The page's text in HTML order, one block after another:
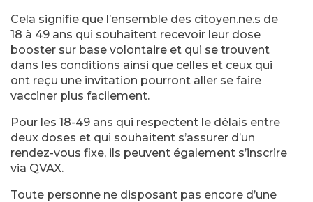
Cela signifie que l’ensemble des citoyen.ne.s de
18 à 49 ans qui souhaitent recevoir leur dose
booster sur base volontaire et qui se trouvent
dans les conditions ainsi que celles et ceux qui
ont reçu une invitation pourront aller se faire
vacciner plus facilement.
Pour les 18-49 ans qui respectent le délais entre
deux doses et qui souhaitent s’assurer d’un
rendez-vous fixe, ils peuvent également s’inscrire
via QVAX.
Toute personne ne disposant pas encore d’une